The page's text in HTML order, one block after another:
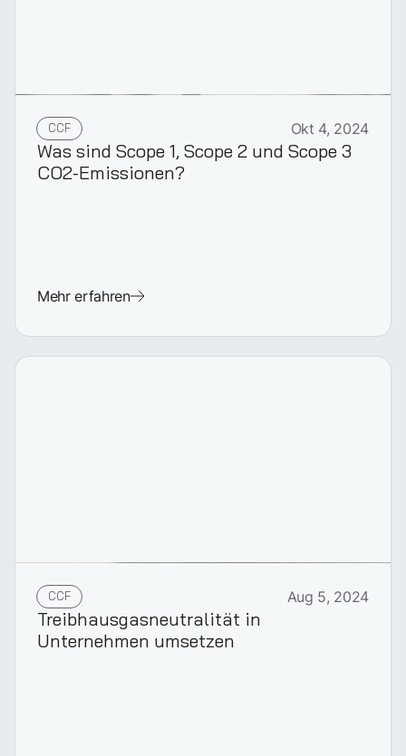
CCF Okt 4, 2024
Was sind Scope 1, Scope 2 und Scope 3
CO2-Emissionen?
Mehr erfahren
CCF Aug 5, 2024
Treib­haus­gas­neu­tralität in
Unternehmen umsetzen